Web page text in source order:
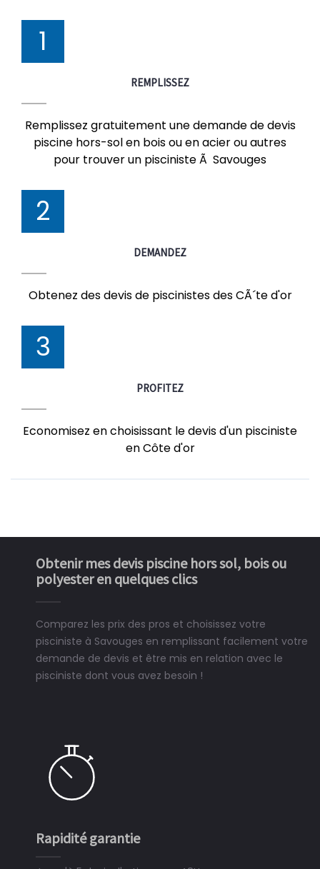
1
REMPLISSEZ
Remplissez gratuitement une demande de devis
piscine hors-sol en bois ou en acier ou autres
pour trouver un pisciniste Ã Savouges
2
DEMANDEZ
Obtenez des devis de piscinistes des CÃ´te d'or
3
PROFITEZ
Economisez en choisissant le devis d'un pisciniste
en Côte d'or
Obtenir mes devis piscine hors sol, bois ou
polyester en quelques clics
Comparez les prix des pros et choisissez votre
pisciniste à Savouges en remplissant facilement votre
demande de devis et être mis en relation avec le
pisciniste dont vous avez besoin !
Rapidité garantie